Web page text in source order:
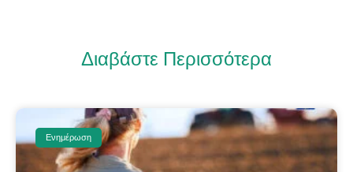
Διαβάστε Περισσότερα
Ενημέρωση